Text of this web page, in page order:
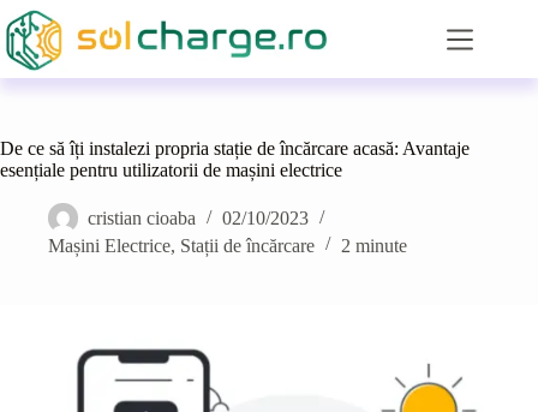
Sari
la
conținut
De ce să îți instalezi propria stație de încărcare acasă: Avantaje
esențiale pentru utilizatorii de mașini electrice
cristian cioaba
02/10/2023
Mașini Electrice, Stații de încărcare 2 minute